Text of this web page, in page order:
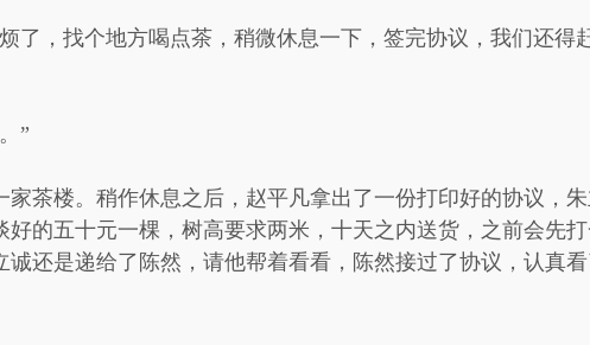
了，找个地方喝点茶，稍微休息一下，签完协议，我们还得
”
家茶楼。稍作休息之后，赵平凡拿出了一份打印好的协议，
的五十元一棵，树高要求两米，十天之内送货，之前会先
还是递给了陈然，请他帮着看看，陈然接过了协议，认真